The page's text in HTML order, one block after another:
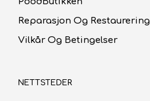
Reparasjon Og Restaurering
Vilkår Og Betingelser
NETTSTEDER